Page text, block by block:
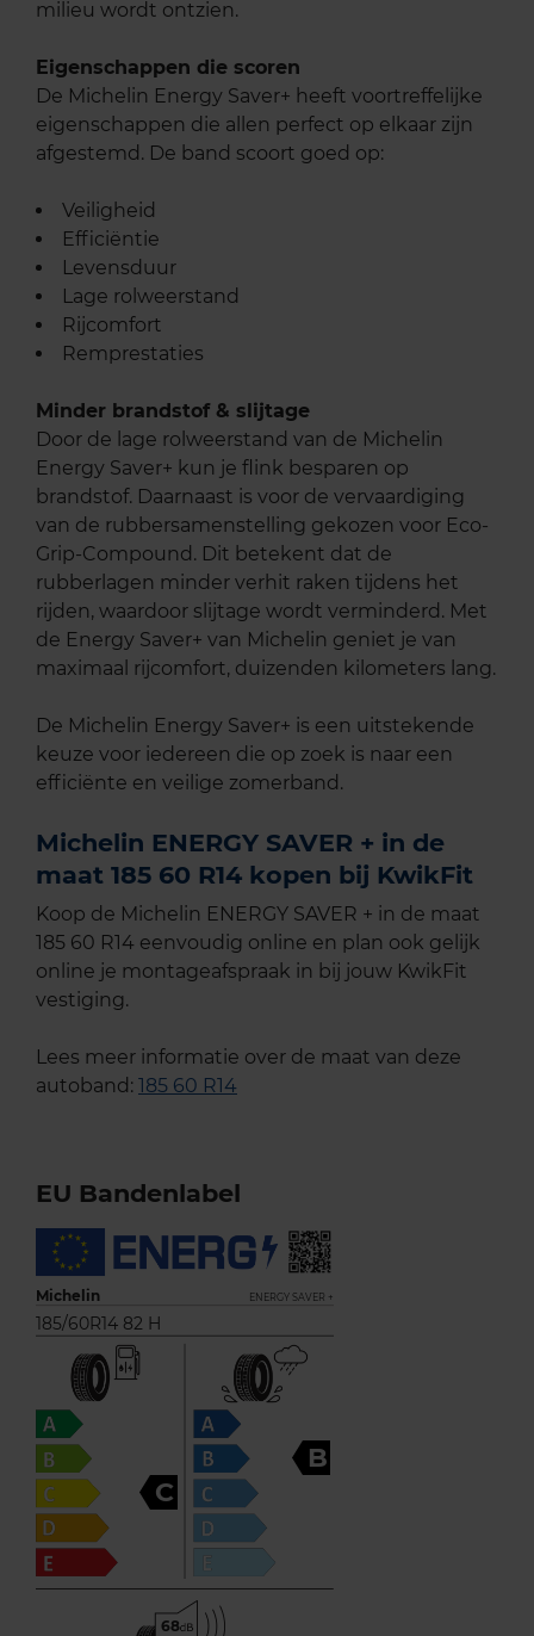
milieu wordt ontzien.
Eigenschappen die scoren
De Michelin Energy Saver+ heeft voortreffelijke
eigenschappen die allen perfect op elkaar zijn
afgestemd. De band scoort goed op:
Veiligheid
Efficiëntie
Levensduur
Lage rolweerstand
Rijcomfort
Remprestaties
Minder brandstof & slijtage
Door de lage rolweerstand van de Michelin
Energy Saver+ kun je flink besparen op
brandstof. Daarnaast is voor de vervaardiging
van de rubbersamenstelling gekozen voor Eco-
Grip-Compound. Dit betekent dat de
rubberlagen minder verhit raken tijdens het
rijden, waardoor slijtage wordt verminderd. Met
de Energy Saver+ van Michelin geniet je van
maximaal rijcomfort, duizenden kilometers lang.
De Michelin Energy Saver+ is een uitstekende
keuze voor iedereen die op zoek is naar een
efficiënte en veilige zomerband.
Michelin ENERGY SAVER + in de
maat 185 60 R14 kopen bij KwikFit
Koop de Michelin ENERGY SAVER + in de maat
185 60 R14 eenvoudig online en plan ook gelijk
online je montageafspraak in bij jouw KwikFit
vestiging.
Lees meer informatie over de maat van deze
autoband: 185 60 R14
EU Bandenlabel
Michelin ENERGY SAVER +
185/60R14 82 H
C
B
68